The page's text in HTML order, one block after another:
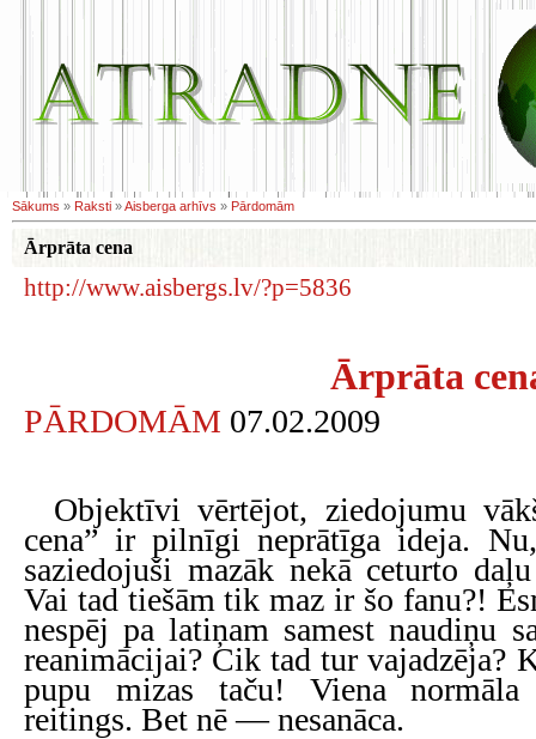
Sākums » Raksti »Aisberga arhīvs » Pārdomām
Ārprāta cena
http://www.aisbergs.lv/?p=5836
Ārprāta
PĀRDOMĀM 07.02.2009
Objektīvi vērtējot, ziedojumu
cena” ir pilnīgi neprātīga ideja.
saziedojuši mazāk nekā ceturto
Vai tad tiešām tik maz ir šo fanu?!
nespēj pa latiņam samest naudiņu
reanimācijai? Cik tad tur vajadzēja?
pupu mizas taču! Viena
reitings. Bet nē — nesanāca.